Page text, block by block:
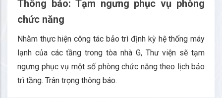
Thông báo: Tạm ngưng phục vụ phòng
chức năng
Nhằm thực hiện công tác bảo trì định kỳ hệ thống máy
lạnh của các tầng trong tòa nhà G, Thư viện sẽ tạm
ngưng phục vụ một số phòng chức năng theo lịch bảo
trì tầng. Trân trọng thông báo.